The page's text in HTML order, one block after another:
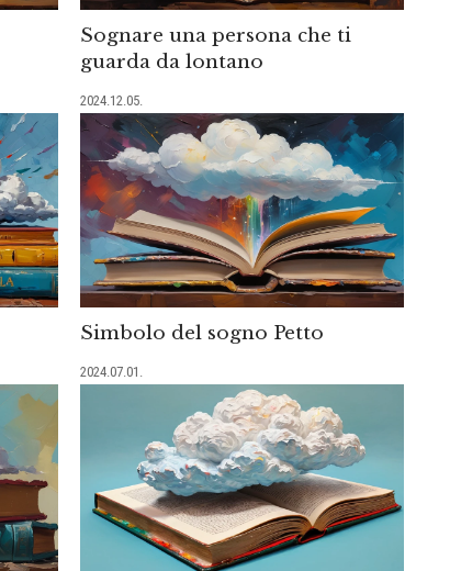
Sognare una persona che ti
guarda da lontano
2024.12.05.
Simbolo del sogno Petto
2024.07.01.